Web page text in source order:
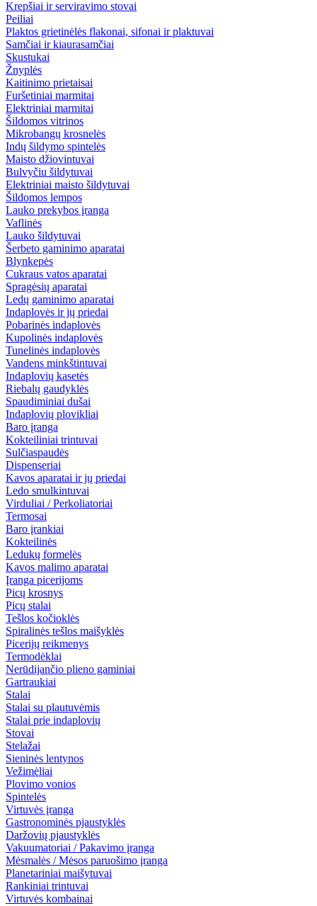
Krepšiai ir serviravimo stovai
Peiliai
Plaktos grietinėlės flakonai, sifonai ir plaktuvai
Samčiai ir kiaurasamčiai
Skustukai
Žnyplės
Kaitinimo prietaisai
Furšetiniai marmitai
Elektriniai marmitai
Šildomos vitrinos
Mikrobangų krosnelės
Indų šildymo spintelės
Maisto džiovintuvai
Bulvyčiu šildytuvai
Elektriniai maisto šildytuvai
Šildomos lempos
Lauko prekybos įranga
Vaflinės
Lauko šildytuvai
Šerbeto gaminimo aparatai
Blynkepės
Cukraus vatos aparatai
Spragėsių aparatai
Ledų gaminimo aparatai
Indaplovės ir jų priedai
Pobarinės indaplovės
Kupolinės indaplovės
Tunelinės indaplovės
Vandens minkštintuvai
Indaplovių kasetės
Riebalų gaudyklės
Spaudiminiai dušai
Indaplovių plovikliai
Baro įranga
Kokteiliniai trintuvai
Sulčiaspaudės
Dispenseriai
Kavos aparatai ir jų priedai
Ledo smulkintuvai
Virduliai / Perkoliatoriai
Termosai
Baro įrankiai
Kokteilinės
Ledukų formelės
Kavos malimo aparatai
Įranga picerijoms
Picų krosnys
Picų stalai
Tešlos kočioklės
Spiralinės tešlos maišyklės
Picerijų reikmenys
Termodėklai
Nerūdijančio plieno gaminiai
Gartraukiai
Stalai
Stalai su plautuvėmis
Stalai prie indaplovių
Stovai
Stelažai
Sieninės lentynos
Vežimėliai
Plovimo vonios
Spintelės
Virtuvės įranga
Gastronominės pjaustyklės
Daržovių pjaustyklės
Vakuumatoriai / Pakavimo įranga
Mėsmalės / Mėsos paruošimo įranga
Planetariniai maišytuvai
Rankiniai trintuvai
Virtuvės kombainai